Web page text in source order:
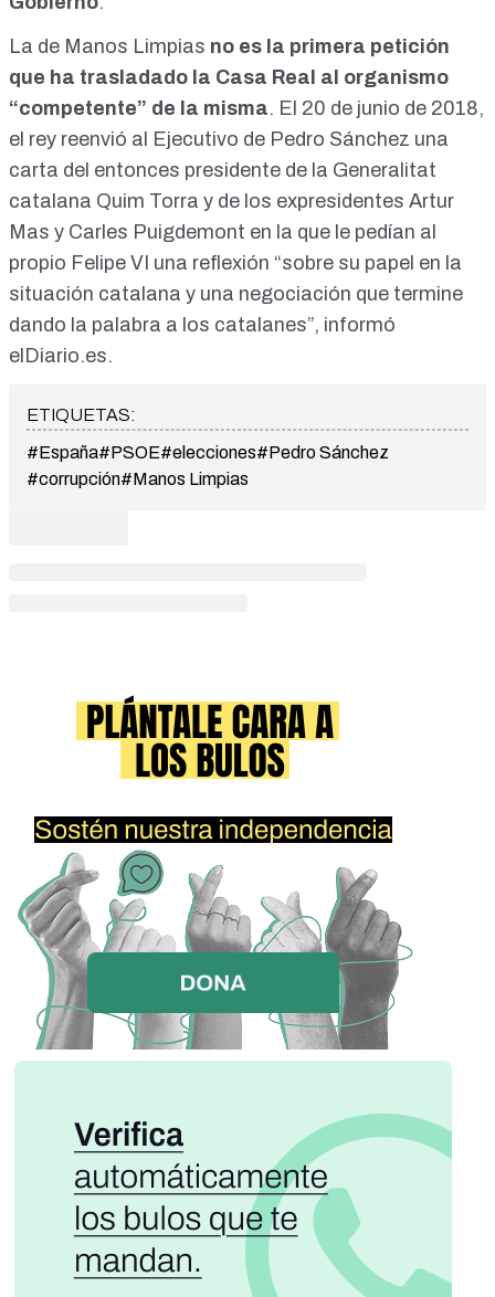
La de Manos Limpias no es la primera petición
que ha trasladado la Casa Real al organismo
“competente” de la misma. El 20 de junio de 2018,
el rey reenvió al Ejecutivo de Pedro Sánchez una
carta del entonces presidente de la Generalitat
catalana Quim Torra y de los expresidentes Artur
Mas y Carles Puigdemont en la que le pedían al
propio Felipe VI una reflexión “sobre su papel en la
situación catalana y una negociación que termine
dando la palabra a los catalanes”, informó
elDiario.es.
ETIQUETAS:
#España#PSOE#elecciones#Pedro Sánchez
#corrupción#Manos Limpias